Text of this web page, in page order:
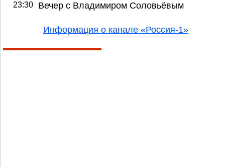
23:30 Вечер с Владимиром Соловьёвым
Информация о канале «Россия-1»